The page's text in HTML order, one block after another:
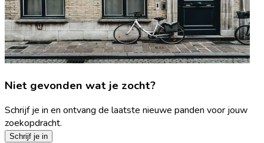
Niet gevonden wat je zocht?
Schrijf je in en ontvang de laatste nieuwe panden voor jouw
zoekopdracht.
Schrijf je in